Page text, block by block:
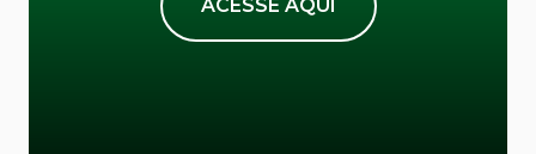
ACESSE AQUI